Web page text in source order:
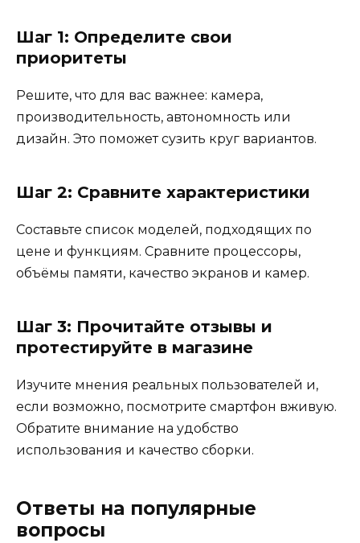
Шаг 1: Определите свои
приоритеты
Решите, что для вас важнее: камера,
производительность, автономность или
дизайн. Это поможет сузить круг вариантов.
Шаг 2: Сравните характеристики
Составьте список моделей, подходящих по
цене и функциям. Сравните процессоры,
объёмы памяти, качество экранов и камер.
Шаг 3: Прочитайте отзывы и
протестируйте в магазине
Изучите мнения реальных пользователей и,
если возможно, посмотрите смартфон вживую.
Обратите внимание на удобство
использования и качество сборки.
Ответы на популярные
вопросы